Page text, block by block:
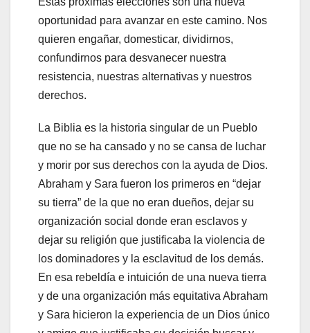
oportunidad para avanzar en este camino. Nos
quieren engañar, domesticar, dividirnos,
confundirnos para desvanecer nuestra
resistencia, nuestras alternativas y nuestros
derechos.
La Biblia es la historia singular de un Pueblo
que no se ha cansado y no se cansa de luchar
y morir por sus derechos con la ayuda de Dios.
Abraham y Sara fueron los primeros en “dejar
su tierra” de la que no eran dueños, dejar su
organización social donde eran esclavos y
dejar su religión que justificaba la violencia de
los dominadores y la esclavitud de los demás.
En esa rebeldía e intuición de una nueva tierra
y de una organización más equitativa Abraham
y Sara hicieron la experiencia de un Dios único